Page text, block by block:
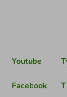
Youtube
Facebook